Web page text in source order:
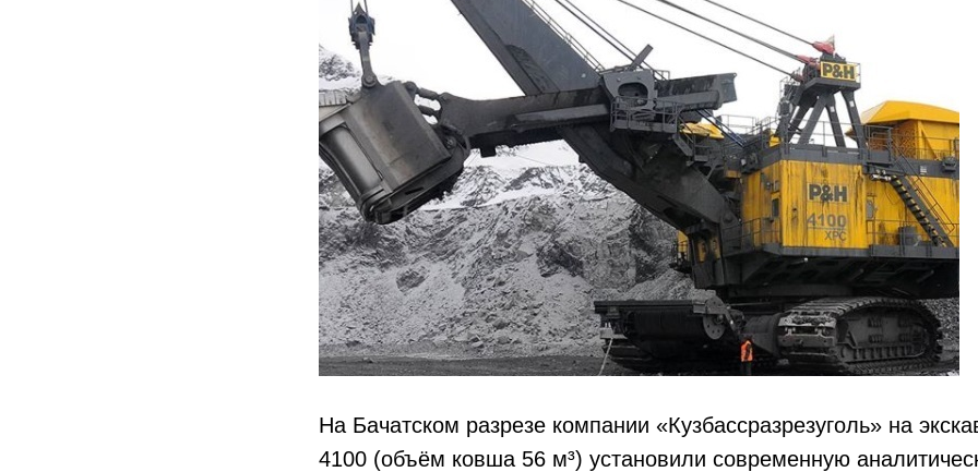
На Бачатском разрезе компании «Кузбассразрезуголь» на
4100 (объём ковша 56 м³) установили современную